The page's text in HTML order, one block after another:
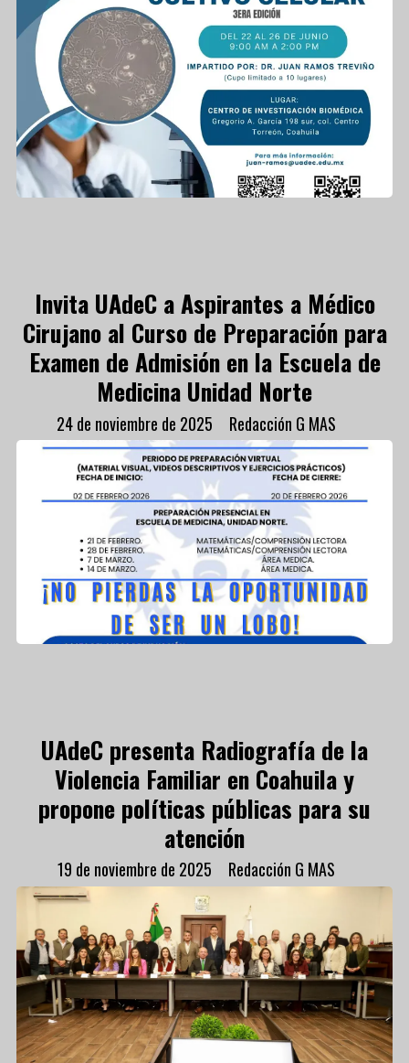
Invita UAdeC a Aspirantes a Médico
Cirujano al Curso de Preparación para
Examen de Admisión en la Escuela de
Medicina Unidad Norte
Redacción G MAS
24 de noviembre de 2025
UAdeC presenta Radiografía de la
Violencia Familiar en Coahuila y
propone políticas públicas para su
atención
Redacción G MAS
19 de noviembre de 2025